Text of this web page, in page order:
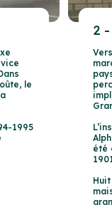
le
1995
2
été